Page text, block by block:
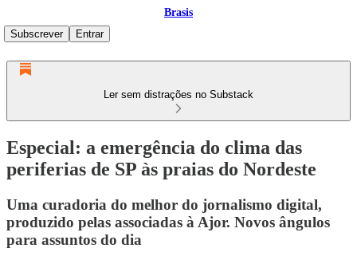
Brasis
Subscrever
Entrar
Ler sem distrações no Substack
Especial: a emergência do clima das
periferias de SP às praias do Nordeste
Uma curadoria do melhor do jornalismo digital,
produzido pelas associadas à Ajor. Novos ângulos
para assuntos do dia